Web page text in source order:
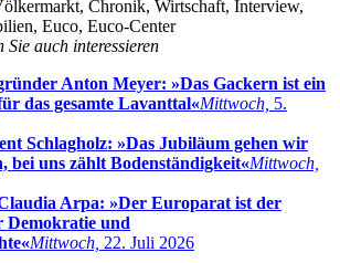
Chronik, Wirtschaft, Interview,
Euco, Euco-Center
auch interessieren
Anton Meyer: »Das Gackern ist ein
das gesamte Lavanttal«Mittwoch, 5.
Schlagholz: »Das Jubiläum gehen wir
bei uns zählt Bodenständigkeit«Mittwoch,
Arpa: »Der Europarat ist der
Demokratie und
Mittwoch, 22. Juli 2026